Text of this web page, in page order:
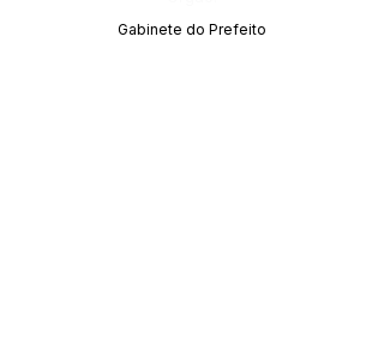
Gabinete do Prefeito